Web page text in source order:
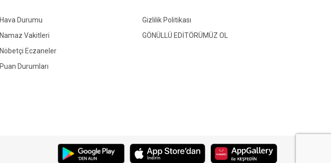
Hava Durumu
Namaz Vakitleri
Nöbetçi Eczaneler
Puan Durumları
Gizlilik Politikası
GÖNÜLLÜ EDİTÖRÜMÜZ OL